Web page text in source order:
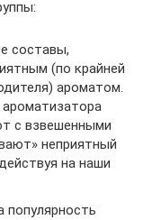
составы,
(по крайней
ароматом.
с взвешенными
неприятный
на наши
популярность